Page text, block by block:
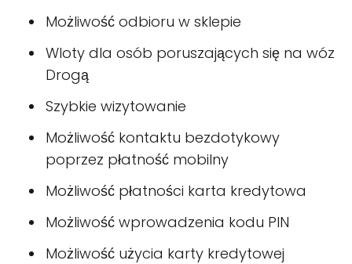
Możliwość odbioru w sklepie
Wloty dla osób poruszających się na wóz
Drogą
Szybkie wizytowanie
Możliwość kontaktu bezdotykowy
poprzez płatność mobilny
Możliwość płatności karta kredytowa
Możliwość wprowadzenia kodu PIN
Możliwość użycia karty kredytowej